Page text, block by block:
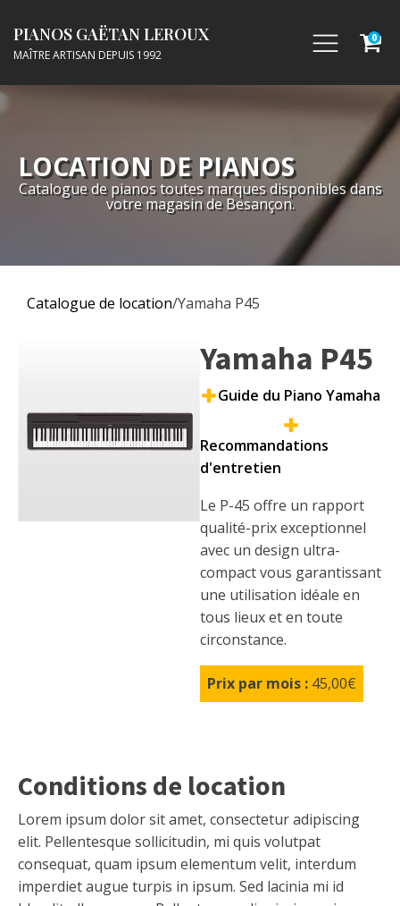
PIANOS GAËTAN LEROUX
MAÎTRE ARTISAN DEPUIS 1992
0
LOCATION DE PIANOS
Catalogue de pianos toutes marques disponibles dans
votre magasin de Besançon.
Catalogue de location/Yamaha P45
Yamaha P45
Guide du Piano Yamaha
Recommandations
d'entretien
Le P-45 offre un rapport
qualité-prix exceptionnel
avec un design ultra-
compact vous garantissant
une utilisation idéale en
tous lieux et en toute
circonstance.
Prix par mois : 45,00€
Conditions de location
Lorem ipsum dolor sit amet, consectetur adipiscing
elit. Pellentesque sollicitudin, mi quis volutpat
consequat, quam ipsum elementum velit, interdum
imperdiet augue turpis in ipsum. Sed lacinia mi id